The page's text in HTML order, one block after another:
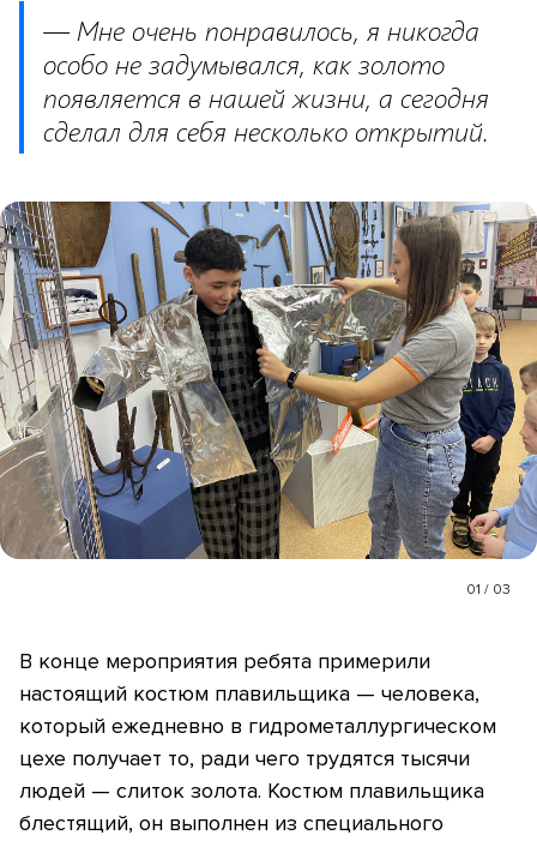
— Мне очень понравилось, я никогда
особо не задумывался, как золото
появляется в нашей жизни, а сегодня
сделал для себя несколько открытий.
01 / 03
В конце мероприятия ребята примерили
настоящий костюм плавильщика — человека,
который ежедневно в гидрометаллургическом
цехе получает то, ради чего трудятся тысячи
людей — слиток золота. Костюм плавильщика
блестящий, он выполнен из специального